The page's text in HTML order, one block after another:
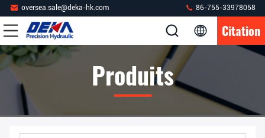
oversea.sale@deka-hk.com 86-755-33978058
Citation
Produits